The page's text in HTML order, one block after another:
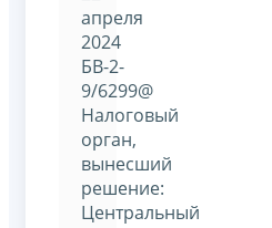
апреля
2024
БВ-2-
9/6299@
Налоговый
орган,
вынесший
решение:
Центральный